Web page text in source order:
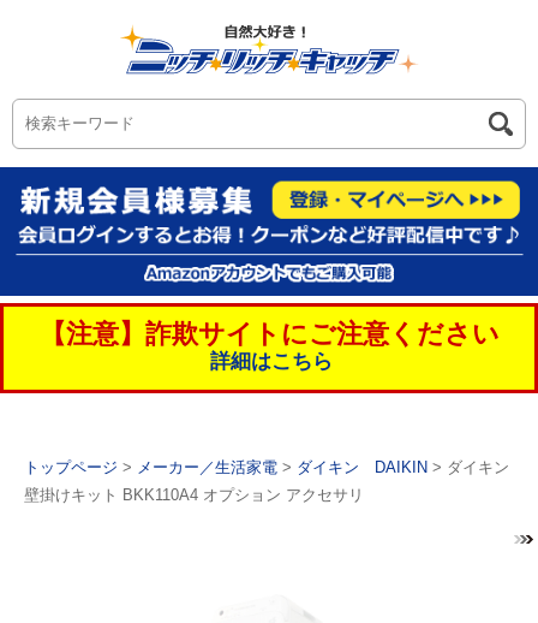
【注意】詐欺サイトにご注意ください
詳細はこちら
トップページ > メーカー／生活家電 > ダイキン DAIKIN > ダイキン
壁掛けキット BKK110A4 オプション アクセサリ